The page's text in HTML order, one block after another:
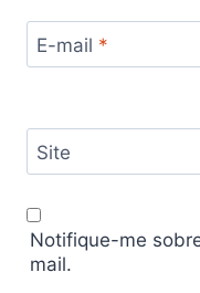
E-mail *
Site
Notifique-me
mail.